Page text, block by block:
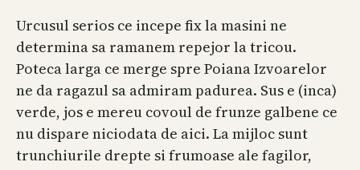
Urcusul serios ce incepe fix la masini ne
determina sa ramanem repejor la tricou.
Poteca larga ce merge spre Poiana Izvoarelor
ne da ragazul sa admiram padurea. Sus e (inca)
verde, jos e mereu covoul de frunze galbene ce
nu dispare niciodata de aici. La mijloc sunt
trunchiurile drepte si frumoase ale fagilor,